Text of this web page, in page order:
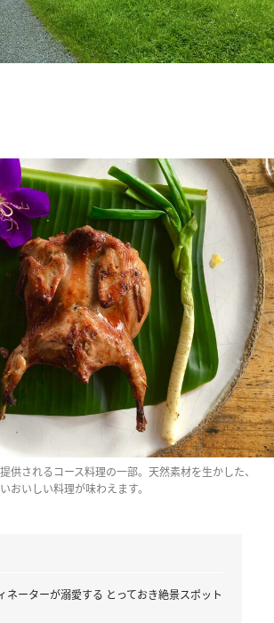
供されるコース料理の一部。天然素材を生かした、
おいしい料理が味わえます。
ネーターが溺愛する とっておき絶景スポット